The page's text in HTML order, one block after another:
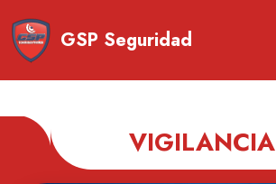
GSP Seguridad
VIGILANCIA